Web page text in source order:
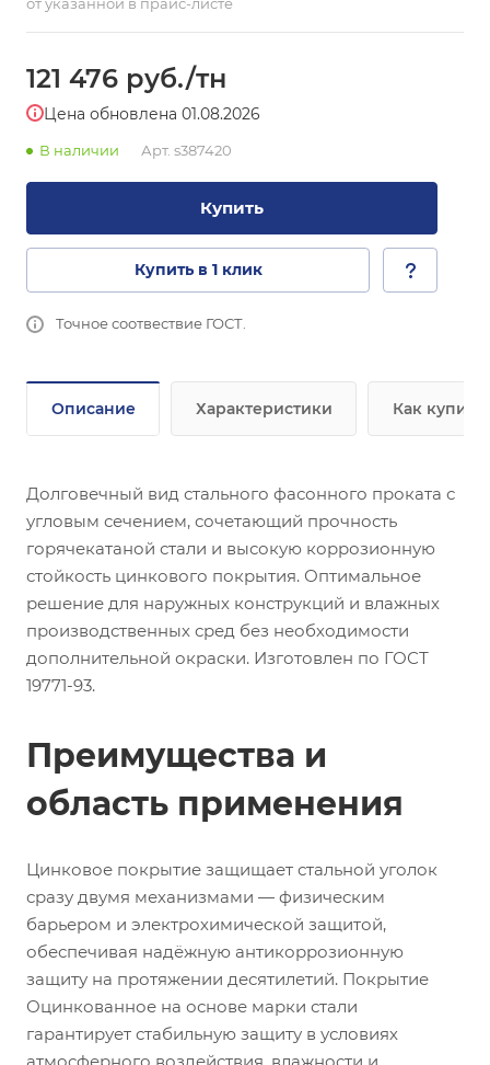
121 476 руб./тн
Цена обновлена 01.08.2026
В наличии Арт. s387420
Купить
Купить в 1 клик
Точное соотвествие ГОСТ.
Описание Характеристики Как купить
Долговечный вид стального фасонного проката с
угловым сечением, сочетающий прочность
горячекатаной стали и высокую коррозионную
стойкость цинкового покрытия. Оптимальное
решение для наружных конструкций и влажных
производственных сред без необходимости
дополнительной окраски. Изготовлен по ГОСТ
19771-93.
Преимущества и
область применения
Цинковое покрытие защищает стальной уголок
сразу двумя механизмами — физическим
барьером и электрохимической защитой,
обеспечивая надёжную антикоррозионную
защиту на протяжении десятилетий. Покрытие
Оцинкованное на основе марки стали
гарантирует стабильную защиту в условиях